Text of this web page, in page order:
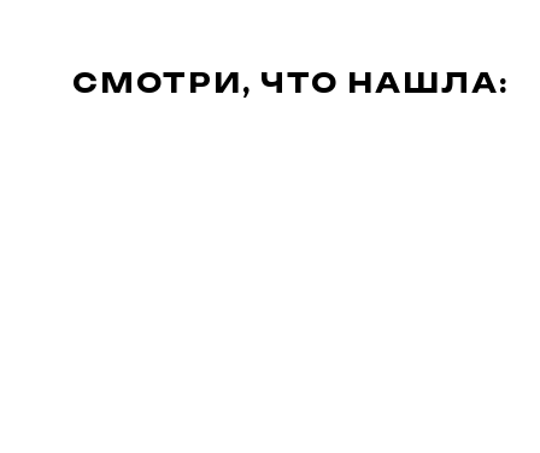
СМОТРИ, ЧТО НАШЛА: